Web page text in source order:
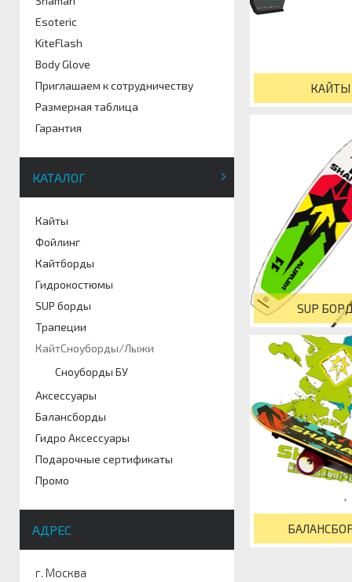
Esoteric
KiteFlash
Body Glove
Приглашаем к сотрудничеству
Размерная таблица
Гарантия
КАТАЛОГ
Кайты
Фойлинг
Кайтборды
Гидрокостюмы
SUP борды
Трапеции
КайтСноуборды/Лыжи
Сноуборды БУ
Аксессуары
Балансборды
Гидро Аксессуары
Подарочные сертификаты
Промо
АДРЕС
г. Москва
КАЙТЫ
SUP